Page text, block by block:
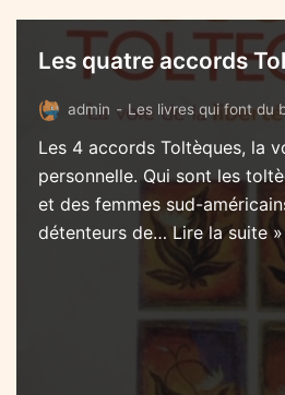
Les quatre accords
admin Les livres qui font du
Les 4 accords Toltèques, la
personnelle. Qui sont les
et des femmes sud-
détenteurs de… Lire la suite »